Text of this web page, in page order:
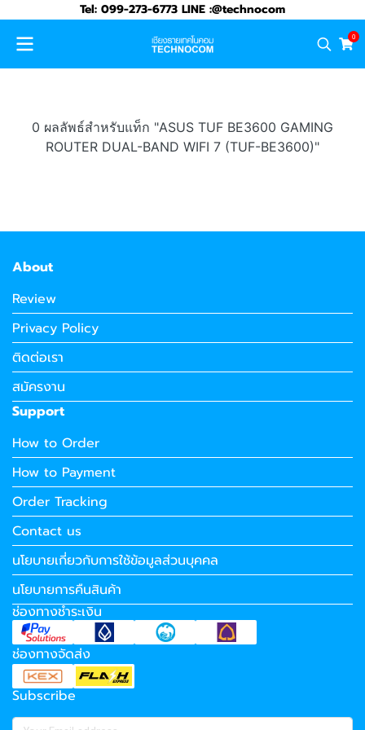
Tel: 099-273-6773 LINE :@technocom
0
0 ผลลัพธ์สำหรับแท็ก "ASUS TUF BE3600 GAMING
ROUTER DUAL-BAND WIFI 7 (TUF-BE3600)"
About
Review
Privacy Policy
ติดต่อเรา
สมัครงาน
Support
How to Order
How to Payment
Order Tracking
Contact us
นโยบายเกี่ยวกับการใช้ข้อมูลส่วนบุคคล
นโยบายการคืนสินค้า
ช่องทางชำระเงิน
ช่องทางจัดส่ง
Subscribe